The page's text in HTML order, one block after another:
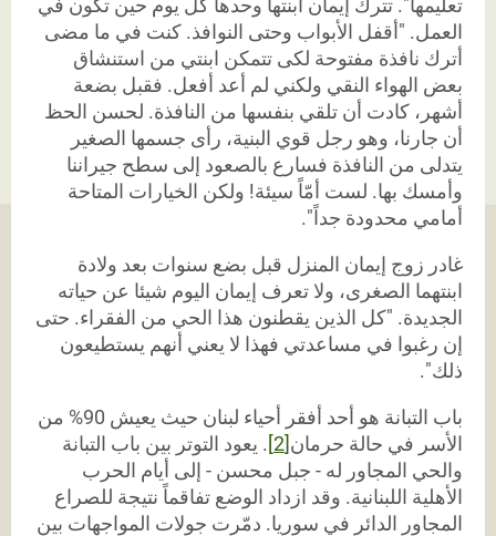
العمل. "أقفل الأبواب وحتى النوافذ. كنت في ما مضى
أترك نافذة مفتوحة لكى تتمكن ابنتي من استنشاق
بعض الهواء النقي ولكني لم أعد أفعل. فقبل بضعة
أشهر، كادت أن تلقي بنفسها من النافذة. لحسن الحظ
أن جارنا، وهو رجل قوي البنية، رأى جسمها الصغير
يتدلى من النافذة فسارع بالصعود إلى سطح جيراننا
وأمسك بها. لست أمّاً سيئة! ولكن الخيارات المتاحة
أمامي محدودة جداً".
غادر زوج إيمان المنزل قبل بضع سنوات بعد ولادة
ابنتهما الصغرى، ولا تعرف إيمان اليوم شيئا عن حياته
الجديدة. "كل الذين يقطنون هذا الحي من الفقراء. حتى
إن رغبوا في مساعدتي فهذا لا يعني أنهم يستطيعون
ذلك".
باب التبانة هو أحد أفقر أحياء لبنان حيث يعيش 90% من
الأسر في حالة حرمان[2]
. يعود التوتر بين باب التبانة
والحي المجاور له - جبل محسن - إلى أيام الحرب
الأهلية اللبنانية. وقد ازداد الوضع تفاقماً نتيجة للصراع
المجاور الدائر في سوريا. دمّرت جولات المواجهات بين